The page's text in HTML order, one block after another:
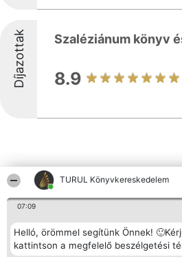
TURUL Könyvkereskedelem
07:09
Helló, örömmel segítünk Önnek!
kattintson a megfelelő beszélgetési
Díjazottak Szaléziánum könyv
8.9
Más cégek a
Rangsorszervező
SC Beautiful Company S.R.L.
Nyertesek